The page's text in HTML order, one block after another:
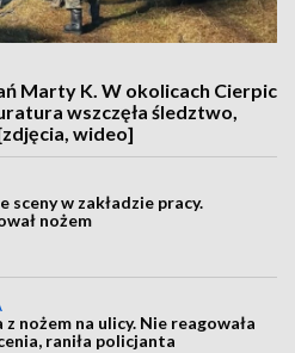
Marty K. W okolicach Cierpic
wszczęła śledztwo,
wideo]
sceny w zakładzie pracy.
nożem
nożem na ulicy. Nie reagowała
raniła policjanta